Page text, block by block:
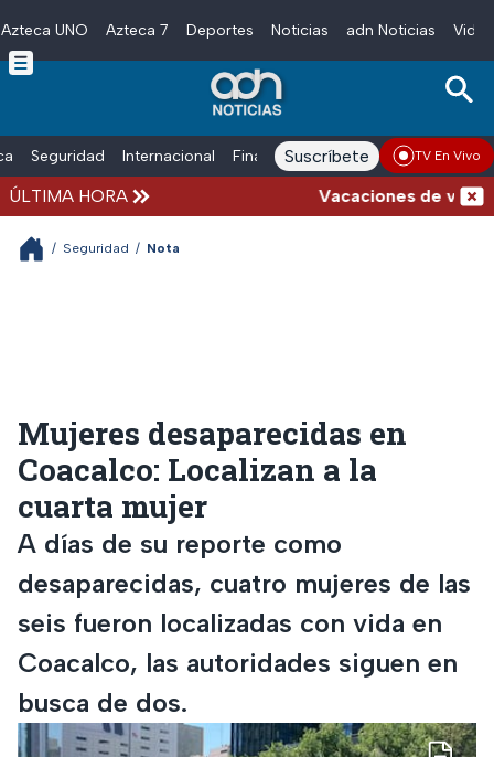
Skip to main content
Azteca UNO Azteca 7 Deportes Noticias adn Noticias
Seguridad Internacional Finanzas adn Noticias Radio
Suscríbete TV En Vivo
ÚLTIMA HORA Vacaciones de verano
/ Seguridad / Nota
Mujeres desaparecidas en
Coacalco: Localizan a la
cuarta mujer
A días de su reporte como
desaparecidas, cuatro mujeres de las
seis fueron localizadas con vida en
Coacalco, las autoridades siguen en
busca de dos.